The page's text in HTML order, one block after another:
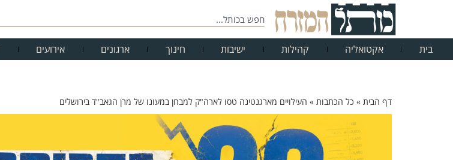
בית אקטואליה קהילות ישיבות חינוך ארגונים אירועים
דף הבית » כל הכתבות » העילויים מארגנטינה טסו לארה"ק למבחן במעונו של מרן הגאב"ד בירושלים